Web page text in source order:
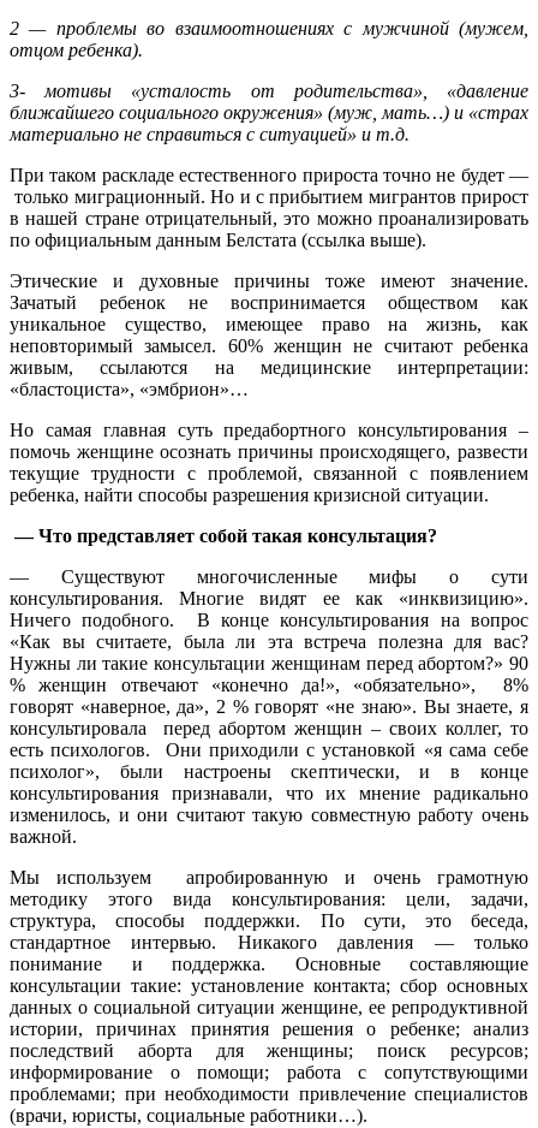
2 — проблемы во взаимоотношениях с мужчиной (мужем,
отцом ребенка).
3- мотивы «усталость от родительства», «давление
ближайшего социального окружения» (муж, мать…) и «страх
материально не справиться с ситуацией» и т.д.
При таком раскладе естественного прироста точно не будет —
только миграционный. Но и с прибытием мигрантов прирост
в нашей стране отрицательный, это можно проанализировать
по официальным данным Белстата (ссылка выше).
Этические и духовные причины тоже имеют значение.
Зачатый ребенок не воспринимается обществом как
уникальное существо, имеющее право на жизнь, как
неповторимый замысел. 60% женщин не считают ребенка
живым, ссылаются на медицинские интерпретации:
«бластоциста», «эмбрион»…
Но самая главная суть предабортного консультирования –
помочь женщине осознать причины происходящего, развести
текущие трудности с проблемой, связанной с появлением
ребенка, найти способы разрешения кризисной ситуации.
— Что представляет собой такая консультация?
— Существуют многочисленные мифы о сути
консультирования. Многие видят ее как «инквизицию».
Ничего подобного. В конце консультирования на вопрос
«Как вы считаете, была ли эта встреча полезна для вас?
Нужны ли такие консультации женщинам перед абортом?» 90
% женщин отвечают «конечно да!», «обязательно», 8%
говорят «наверное, да», 2 % говорят «не знаю». Вы знаете, я
консультировала перед абортом женщин – своих коллег, то
есть психологов. Они приходили с установкой «я сама себе
психолог», были настроены скептически, и в конце
консультирования признавали, что их мнение радикально
изменилось, и они считают такую совместную работу очень
важной.
Мы используем апробированную и очень грамотную
методику этого вида консультирования: цели, задачи,
структура, способы поддержки. По сути, это беседа,
стандартное интервью. Никакого давления — только
понимание и поддержка. Основные составляющие
консультации такие: установление контакта; сбор основных
данных о социальной ситуации женщине, ее репродуктивной
истории, причинах принятия решения о ребенке; анализ
последствий аборта для женщины; поиск ресурсов;
информирование о помощи; работа с сопутствующими
проблемами; при необходимости привлечение специалистов
(врачи, юристы, социальные работники…).